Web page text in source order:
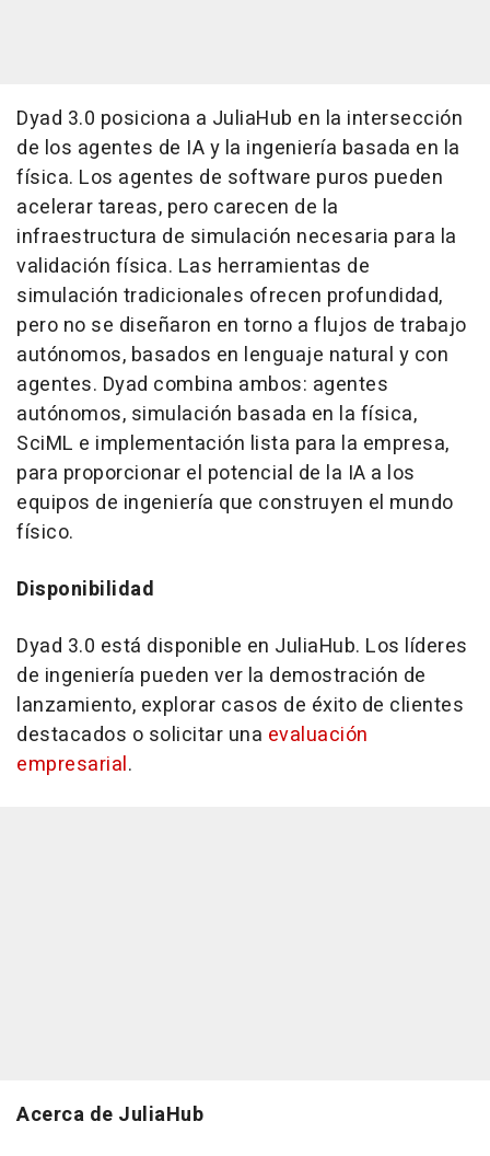
Dyad 3.0 posiciona a JuliaHub en la intersección
de los agentes de IA y la ingeniería basada en la
física. Los agentes de software puros pueden
acelerar tareas, pero carecen de la
infraestructura de simulación necesaria para la
validación física. Las herramientas de
simulación tradicionales ofrecen profundidad,
pero no se diseñaron en torno a flujos de trabajo
autónomos, basados en lenguaje natural y con
agentes. Dyad combina ambos: agentes
autónomos, simulación basada en la física,
SciML e implementación lista para la empresa,
para proporcionar el potencial de la IA a los
equipos de ingeniería que construyen el mundo
físico.
Disponibilidad
Dyad 3.0 está disponible en JuliaHub. Los líderes
de ingeniería pueden ver la demostración de
lanzamiento, explorar casos de éxito de clientes
destacados o solicitar una evaluación
empresarial.
Acerca de JuliaHub